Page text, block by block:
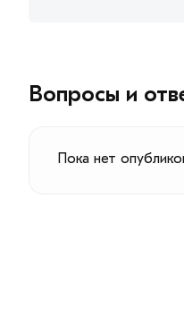
Вопросы и
Пока нет